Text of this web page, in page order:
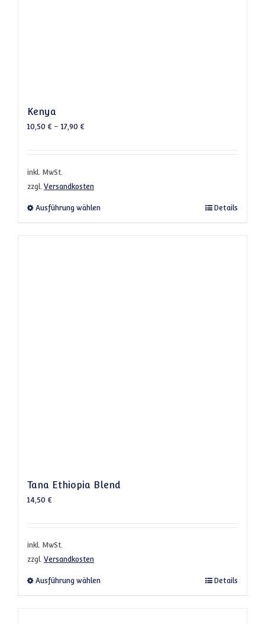
Kenya
10,50 €– 17,90 €
inkl. MwSt.
zzgl. Versandkosten
Ausführung wählen Dieses Produkt weist mehrere Varianten
Details
Tana Ethiopia Blend
14,50 €
inkl. MwSt.
zzgl. Versandkosten
Ausführung wählen Dieses Produkt weist mehrere Varianten
Details